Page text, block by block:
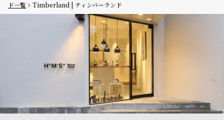
ド一覧
Timberland | ティンバーランド